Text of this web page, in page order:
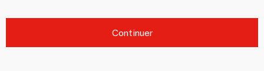
Continuer